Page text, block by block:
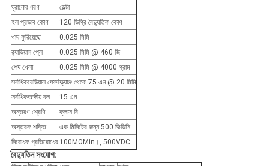
ঘুরানোর ধরণ
ডেল্টা
হল প্রভাব কোণ
120 ডিগ্রি বৈদ্যুতিক কোণ
খাদ ফুরিয়েছে
0.025 মিমি
র‌্যাডিয়াল প্লে
0.025 মিমি @ 460 জি
শেষ খেলা
0.025 মিমি @ 4000 গ্রাম
সর্বাধিকরেডিয়াল ফোর্সফ্ল্যাঞ্জ থেকে 75 এন @ 20 মিমি
সর্বাধিকঅক্ষীয় বল
15 এন
অন্তরণ শ্রেণি
ক্লাস বি
অস্তরক শক্তি
এক মিনিটের জন্য 500 ভিডিসি
নিরোধক প্রতিরোধের 100MΩMin।, 500VDC
বৈদ্যুতিন সংযোগ: